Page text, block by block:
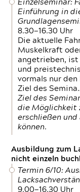
Einzelseminar:
Einführung in
8.30—16.30 Uhr
Die aktuelle
Muskelkraft
angetrieben, ist
und
vormals nur
Ziel des
Ziel des
die Möglichkeit
erschließen und
können.
Ausbildung zum
nicht einzeln
Termin 6/10:
9.00—16.30 Uhr